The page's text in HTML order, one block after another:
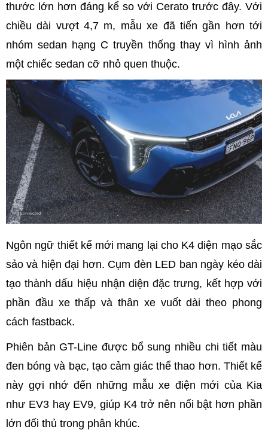
thước lớn hơn đáng kể so với Cerato trước đây. Với
chiều dài vượt 4,7 m, mẫu xe đã tiến gần hơn tới
nhóm sedan hạng C truyền thống thay vì hình ảnh
một chiếc sedan cỡ nhỏ quen thuộc.
Ngôn ngữ thiết kế mới mang lại cho K4 diện mạo sắc
sảo và hiện đại hơn. Cụm đèn LED ban ngày kéo dài
tạo thành dấu hiệu nhận diện đặc trưng, kết hợp với
phần đầu xe thấp và thân xe vuốt dài theo phong
cách fastback.
Phiên bản GT-Line được bổ sung nhiều chi tiết màu
đen bóng và bạc, tạo cảm giác thể thao hơn. Thiết kế
này gợi nhớ đến những mẫu xe điện mới của Kia
như EV3 hay EV9, giúp K4 trở nên nổi bật hơn phần
lớn đối thủ trong phân khúc.